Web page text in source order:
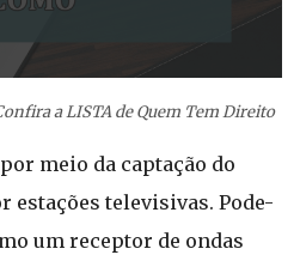
a LISTA de Quem Tem Direito
meio da captação do
estações televisivas. Pode-
um receptor de ondas